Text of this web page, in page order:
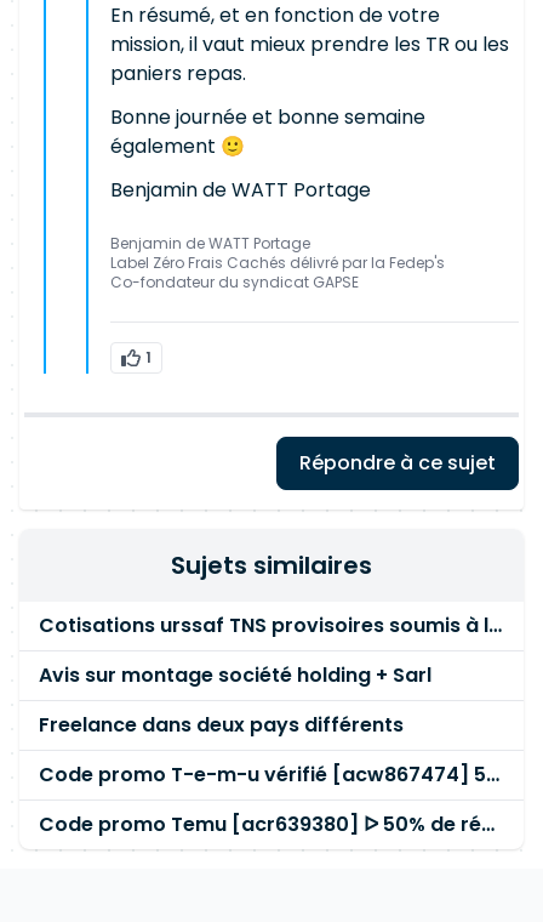
En résumé, et en fonction de votre
mission, il vaut mieux prendre les TR ou les
paniers repas.
Bonne journée et bonne semaine
également 🙂
Benjamin de WATT Portage
Benjamin de WATT Portage
Label Zéro Frais Cachés délivré par la Fedep's
Co-fondateur du syndicat GAPSE
1
Répondre à ce sujet
Sujets similaires
Cotisations urssaf TNS provisoires soumis à l'impôt sur le revenu ???
Avis sur montage société holding + Sarl
Freelance dans deux pays différents
Code promo T-e-m-u vérifié [acw867474] 50 % de réduction pour les clients existants
Code promo Temu [acr639380] ᐅ 50% de réduction